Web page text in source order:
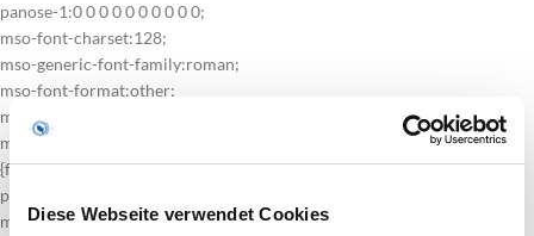
Diese Webseite verwendet Cookies
panose-1:0 0 0 0 0 0 0 0 0 0;
mso-font-charset:128;
mso-generic-font-family:roman;
mso-font-format:other;
mso-font-pitch:fixed;
mso-font-signature:1 134676480 16 0 131072 0;}@font-face
{font-family:“ＭＳ 明朝“;
panose-1:0 0 0 0 0 0 0 0 0 0;
mso-font-charset:128;